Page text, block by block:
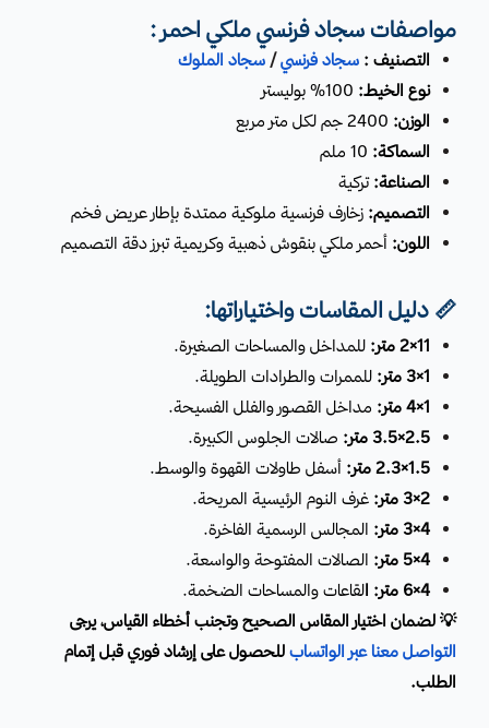
مواصفات سجاد فرنسي ملكي احمر :
التصنيف : سجاد فرنسي/ سجاد الملوك
نوع الخيط: 100% بوليستر
الوزن: 2400 جم لكل متر مربع
السماكة: 10 ملم
الصناعة: تركية
التصميم: زخارف فرنسية ملوكية ممتدة بإطار عريض فخم
اللون: أحمر ملكي بنقوش ذهبية وكريمية تبرز دقة التصميم
📏 دليل المقاسات واختياراتها:
11×2 متر:
للمداخل والمساحات الصغيرة.
1×3 متر:
للممرات والطرادات الطويلة.
1×4 متر:
مداخل القصور والفلل الفسيحة.
2.5×3.5 متر:
صالات الجلوس الكبيرة.
1.5×2.3 متر:
أسفل طاولات القهوة والوسط.
2×3 متر:
غرف النوم الرئيسية المريحة.
4×3 متر:
المجالس الرسمية الفاخرة.
4×5 متر:
الصالات المفتوحة والواسعة.
4×6 متر: ا
لقاعات والمساحات الضخمة.
💡 لضمان اختيار المقاس الصحيح وتجنب أخطاء القياس، يرجى
التواصل معنا عبر الواتساب للحصول على إرشاد فوري قبل إتمام
الطلب.